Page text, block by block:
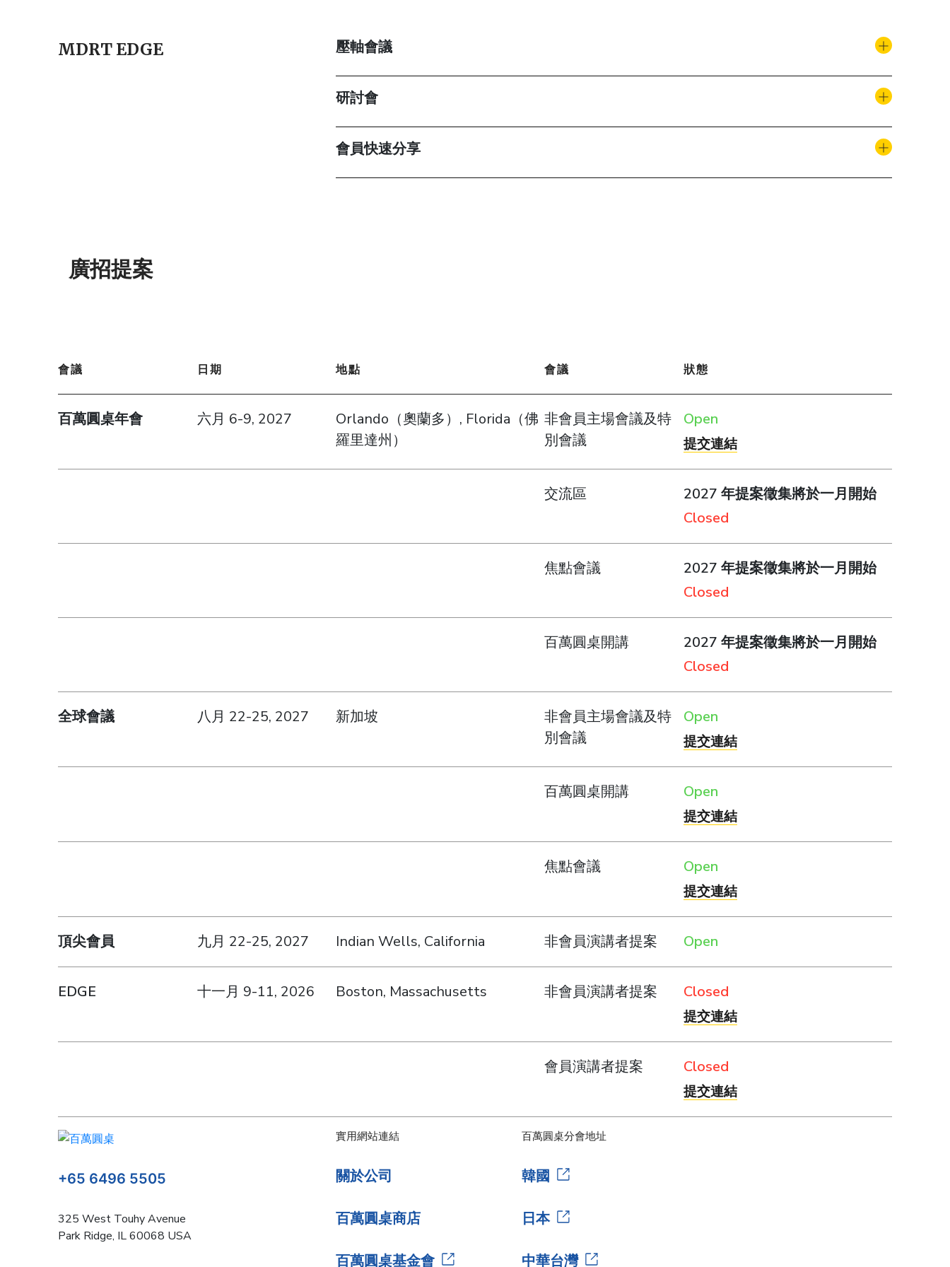
MDRT EDGE 壓軸會議
研討會
會員快速分享
廣招提案
會議 日期 地點 會議 狀態
百萬圓桌年會 六月 6-9, 2027
Orlando（奧蘭多）, Florida（佛
羅里達州）
非會員主場會議及特
別會議
Open
提交連結
交流區
2027 年提案徵集將於一月開始
Closed
焦點會議
2027 年提案徵集將於一月開始
Closed
百萬圓桌開講
2027 年提案徵集將於一月開始
Closed
全球會議 八月 22-25, 2027 新加坡
非會員主場會議及特
別會議
Open
提交連結
百萬圓桌開講 Open
提交連結
焦點會議 Open
提交連結
頂尖會員 九月 22-25, 2027 Indian Wells, California 非會員演講者提案 Open
EDGE 十一月 9-11, 2026 Boston, Massachusetts 非會員演講者提案 Closed
提交連結
會員演講者提案 Closed
提交連結
+65 6496 5505
325 West Touhy Avenue
Park Ridge, IL 60068 USA
實用網站連結
關於公司
百萬圓桌商店
百萬圓桌基金會
百萬圓桌分會地址
韓國
日本
中華台灣